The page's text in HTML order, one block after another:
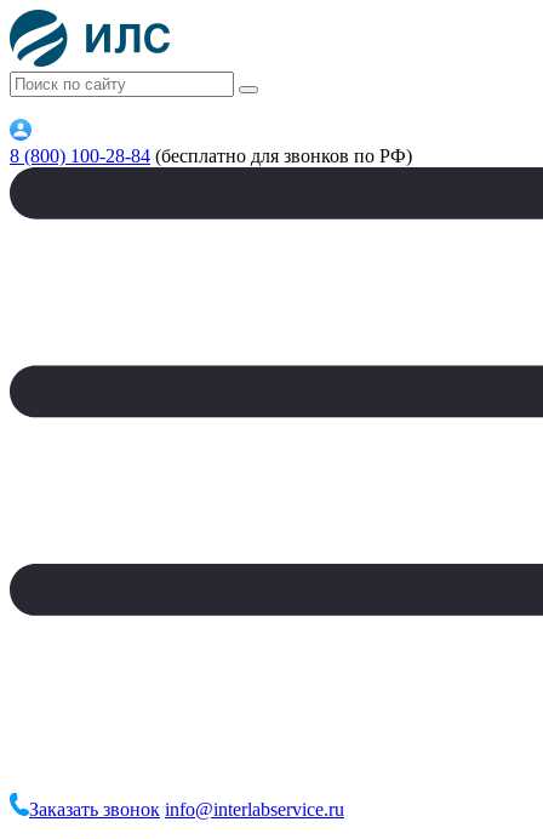
8 (800) 100-28-84 (бесплатно для звонков по РФ)
Заказать звонок info@interlabservice.ru